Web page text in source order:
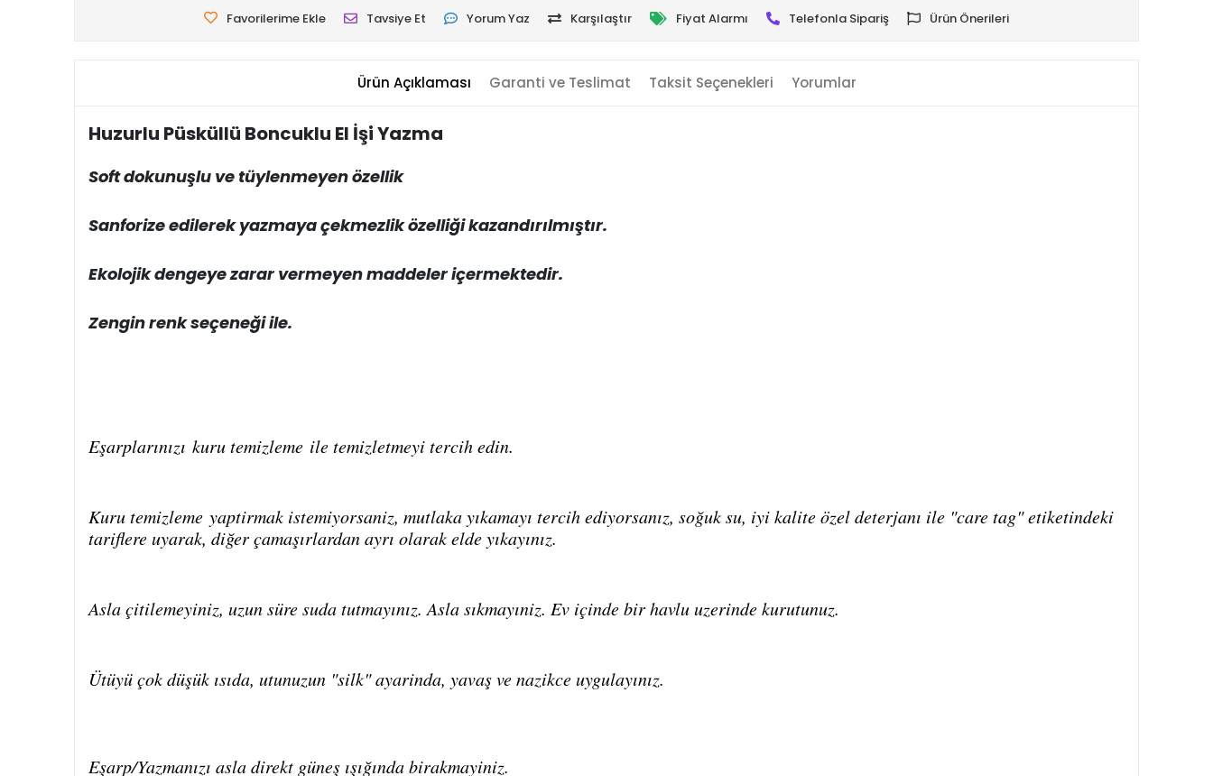
Favorilerime Ekle Tavsiye Et Yorum Yaz Karşılaştır Fiyat Alarmı Telefonla Sipariş Ürün Önerileri
Ürün Açıklaması Garanti ve Teslimat Taksit Seçenekleri Yorumlar
Huzurlu Püsküllü Boncuklu El İşi Yazma
Soft dokunuşlu ve tüylenmeyen özellik
Sanforize edilerek yazmaya çekmezlik özelliği kazandırılmıştır.
Ekolojik dengeye zarar vermeyen maddeler içermektedir.
Zengin renk seçeneği ile.
Eşarplarınızı kuru temizleme ile temizletmeyi tercih edin.
Kuru temizleme yaptirmak istemiyorsaniz, mutlaka yıkamayı tercih ediyorsanız, soğuk su, iyi kalite özel deterjanı ile "care tag" etiketindeki
tariflere uyarak, diğer çamaşırlardan ayrı olarak elde yıkayınız.
Asla çitilemeyiniz, uzun süre suda tutmayınız. Asla sıkmayıniz. Ev içinde bir havlu uzerinde kurutunuz.
Ütüyü çok düşük ısıda, utunuzun "silk" ayarinda, yavaş ve nazikce uygulayınız.
Eşarp/Yazmanızı asla direkt güneş ışığında birakmayiniz.